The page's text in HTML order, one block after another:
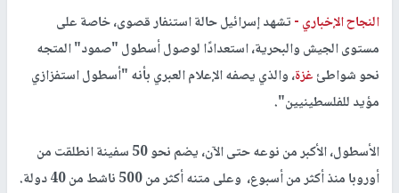
النجاح الإخباري -تشهد إسرائيل حالة استنفار قصوى، خاصة على
مستوى الجيش والبحرية، استعدادًا لوصول أسطول "صمود" المتجه
نحو شواطئغزة، والذي يصفه الإعلام العبري بأنه "أسطول استفزازي
مؤيد للفلسطينيين".
الأسطول، الأكبر من نوعه حتى الآن، يضم نحو 50 سفينة انطلقت من
أوروبا منذ أكثر من أسبوع، وعلى متنه أكثر من 500 ناشط من 40 دولة.